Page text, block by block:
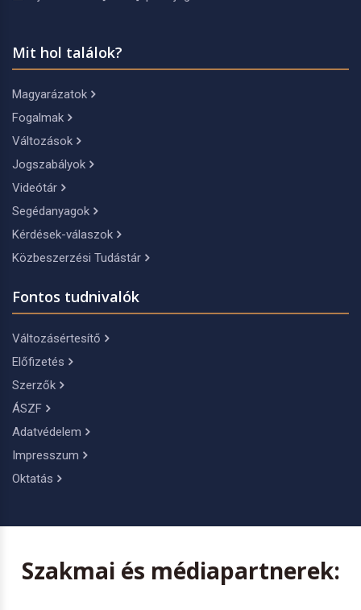
Mit hol találok?
Magyarázatok
Fogalmak
Változások
Jogszabályok
Videótár
Segédanyagok
Kérdések-válaszok
Közbeszerzési Tudástár
Fontos tudnivalók
Változásértesítő
Előfizetés
Szerzők
ÁSZF
Adatvédelem
Impresszum
Oktatás
Szakmai és médiapartnerek: